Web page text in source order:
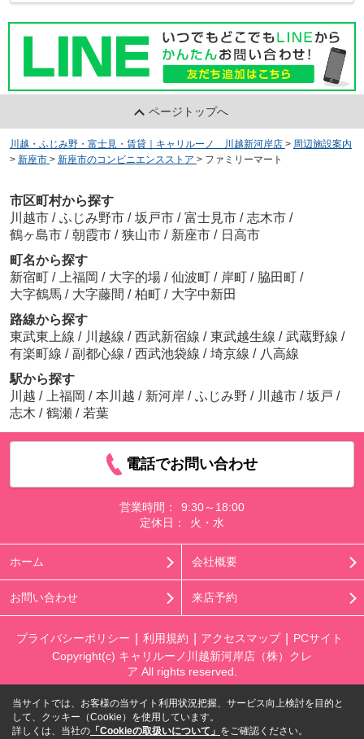
ページトップへ
川越・ふじみ野・富士見・賃貸｜キャリルーノ 川越新河岸店 > 周辺施設案内
> 新座市 > 新座市のコンビニエンスストア > ファミリーマート
市区町村から探す
川越市 / ふじみ野市 / 坂戸市 / 富士見市 / 志木市 /
鶴ヶ島市 / 朝霞市 / 狭山市 / 新座市 / 日高市
町名から探す
新宿町 / 上福岡 / 大字的場 / 仙波町 / 岸町 / 脇田町 /
大字鶴馬 / 大字藤間 / 柏町 / 大字中新田
路線から探す
東武東上線 / 川越線 / 西武新宿線 / 東武越生線 / 武蔵野線 /
有楽町線 / 副都心線 / 西武池袋線 / 埼京線 / 八高線
駅から探す
川越 / 上福岡 / 本川越 / 新河岸 / ふじみ野 / 川越市 / 坂戸 /
志木 / 鶴瀬 / 若葉
電話でお問い合わせ
営業時間：
9:30～18:00
定休日：
火・水
ホーム 会社概要
お問い合わせ 来店予約
プライバシーポリシー 利用規約 アクセスマップ
PCサイト
Copyright(c) キャリルーノ川越新河岸店（株）クレ
ア All rights reserved.
当サイトでは、お客様の当サイト利用状況把握、サービス向上検討を目的と
して、クッキー（Cookie）を使用しています。
詳しくは、当社の 「Cookieの取扱いについて」 をご確認ください。